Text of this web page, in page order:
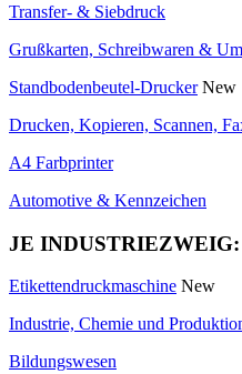
Transfer- & Siebdruck
Grußkarten, Schreibwaren &
Standbodenbeutel-Drucker New
Drucken, Kopieren, Scannen,
A4 Farbprinter
Automotive & Kennzeichen
JE INDUSTRIEZWEIG:
Etikettendruckmaschine New
Industrie, Chemie und
Bildungswesen